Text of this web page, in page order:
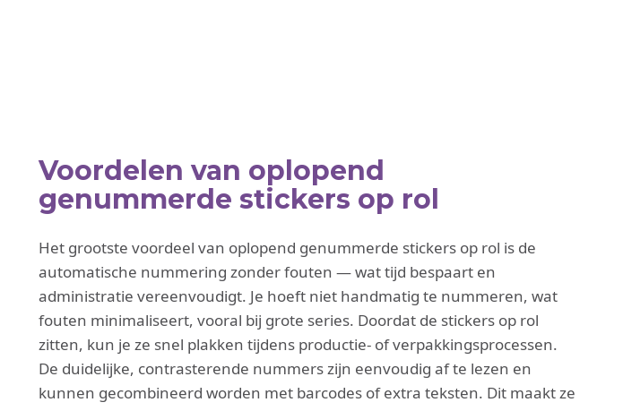
Voordelen van oplopend
genummerde stickers op rol
Het grootste voordeel van oplopend genummerde stickers op rol is de
automatische nummering zonder fouten — wat tijd bespaart en
administratie vereenvoudigt. Je hoeft niet handmatig te nummeren, wat
fouten minimaliseert, vooral bij grote series. Doordat de stickers op rol
zitten, kun je ze snel plakken tijdens productie‑ of verpakkingsprocessen.
De duidelijke, contrasterende nummers zijn eenvoudig af te lezen en
kunnen gecombineerd worden met barcodes of extra teksten. Dit maakt ze